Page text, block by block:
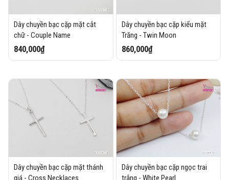
Dây chuyền bạc cặp mặt cắt
chữ - Couple Name
840,000₫
Dây chuyền bạc cặp kiểu mặt
Trăng - Twin Moon
860,000₫
Dây chuyền bạc cặp mặt thánh
giá - Cross Necklaces
Dây chuyền bạc cặp ngọc trai
trắng - White Pearl